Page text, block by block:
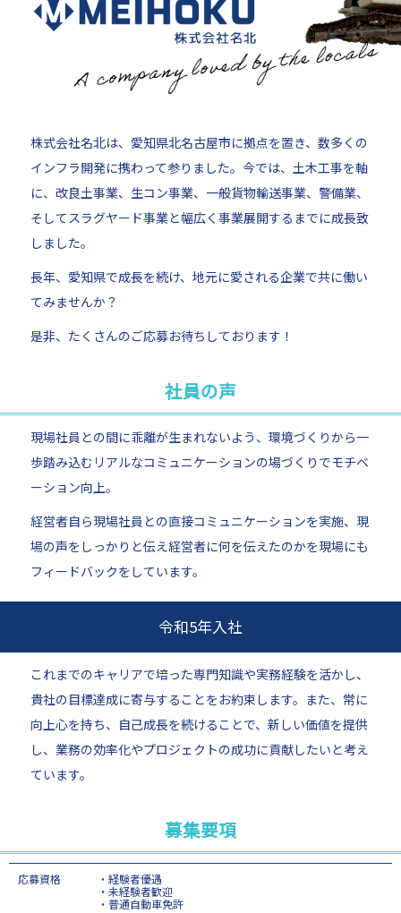
株式会社名北は、愛知県北名古屋市に拠点を置き、数多くの
インフラ開発に携わって参りました。今では、土木工事を軸
に、改良土事業、生コン事業、一般貨物輸送事業、警備業、
そしてスラグヤード事業と幅広く事業展開するまでに成長致
しました。
長年、愛知県で成長を続け、地元に愛される企業で共に働い
てみませんか？
是非、たくさんのご応募お待ちしております！
社員の声
現場社員との間に乖離が生まれないよう、環境づくりから一
歩踏み込むリアルなコミュニケーションの場づくりでモチベ
ーション向上。
経営者自ら現場社員との直接コミュニケーションを実施、現
場の声をしっかりと伝え経営者に何を伝えたのかを現場にも
フィードバックをしています。
令和5年入社
これまでのキャリアで培った専門知識や実務経験を活かし、
貴社の目標達成に寄与することをお約束します。また、常に
向上心を持ち、自己成長を続けることで、新しい価値を提供
し、業務の効率化やプロジェクトの成功に貢献したいと考え
ています。
募集要項
応募資格
・経験者優遇
・未経験者歓迎
・普通自動車免許